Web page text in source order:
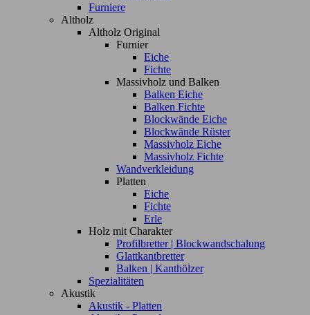
Furniere
Altholz
Altholz Original
Furnier
Eiche
Fichte
Massivholz und Balken
Balken Eiche
Balken Fichte
Blockwände Eiche
Blockwände Rüster
Massivholz Eiche
Massivholz Fichte
Wandverkleidung
Platten
Eiche
Fichte
Erle
Holz mit Charakter
Profilbretter | Blockwandschalung
Glattkantbretter
Balken | Kanthölzer
Spezialitäten
Akustik
Akustik - Platten